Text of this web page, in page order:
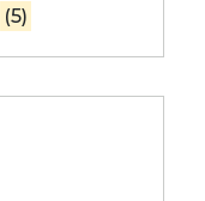
(5)